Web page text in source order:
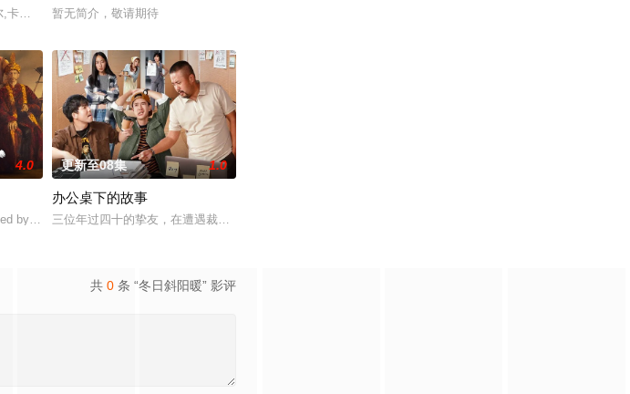
一夜尽失。某日搭乘火车时，他偶遇同名旧友，曾是穷小子的Thatri Worrap
卡薇萨拉·辛普洛暂无简介，敬请期待
难维持…… 该剧改编自诺贝尔文学奖得主加西亚·马尔克斯的同名小说。
4.0
by the account Kino Alert PL after they noted tha
更新至08集 1.0
办公桌下的故事
三位年过四十的挚友，在遭遇裁员并陷入中年危机后，为了偿还债务，不得不与一群 Z 世代年轻人联手创办
共 0 条 “冬日斜阳暖” 影评